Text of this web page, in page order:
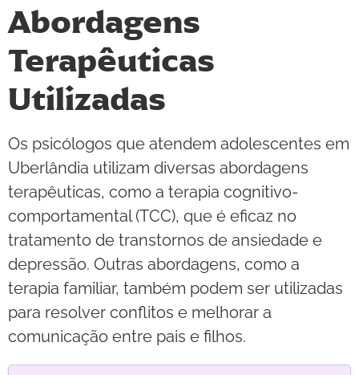
Abordagens
Terapêuticas
Utilizadas
Os psicólogos que atendem adolescentes em
Uberlândia utilizam diversas abordagens
terapêuticas, como a terapia cognitivo-
comportamental (TCC), que é eficaz no
tratamento de transtornos de ansiedade e
depressão. Outras abordagens, como a
terapia familiar, também podem ser utilizadas
para resolver conflitos e melhorar a
comunicação entre pais e filhos.